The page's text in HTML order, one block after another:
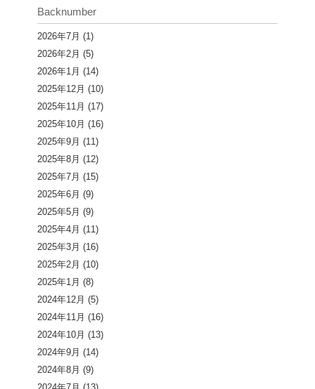
Backnumber
2026年7月 (1)
2026年2月 (5)
2026年1月 (14)
2025年12月 (10)
2025年11月 (17)
2025年10月 (16)
2025年9月 (11)
2025年8月 (12)
2025年7月 (15)
2025年6月 (9)
2025年5月 (9)
2025年4月 (11)
2025年3月 (16)
2025年2月 (10)
2025年1月 (8)
2024年12月 (5)
2024年11月 (16)
2024年10月 (13)
2024年9月 (14)
2024年8月 (9)